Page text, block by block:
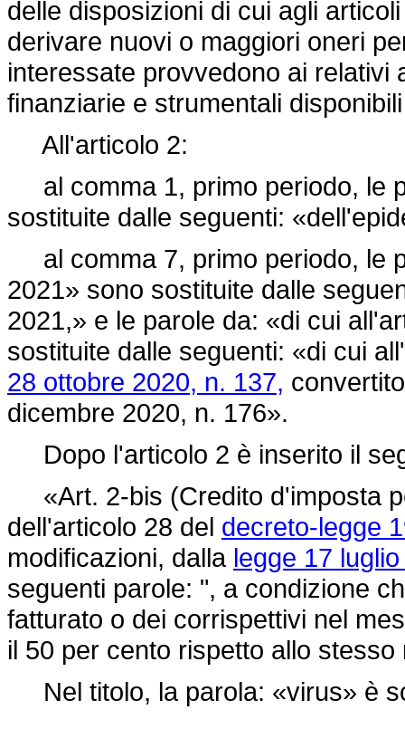
delle disposizioni di cui agli
derivare nuovi o maggiori oneri
interessate provvedono ai relativi
finanziarie e strumentali
All'articolo 2:
al comma 1, primo periodo, le
sostituite dalle seguenti:
al comma 7, primo periodo, le
2021» sono sostituite dalle
2021,» e le parole da: «di cui
sostituite dalle seguenti: «di cui
28 ottobre 2020, n. 137,
dicembre 2020, n. 176».
Dopo l'articolo 2 è inserito il
«Art. 2-bis (Credito d'imposta
dell'articolo 28 del decreto-legge
modificazioni, dalla legge 17
seguenti parole: ", a condizione
fatturato o dei corrispettivi nel
il 50 per cento rispetto allo
Nel titolo, la parola: «virus» è